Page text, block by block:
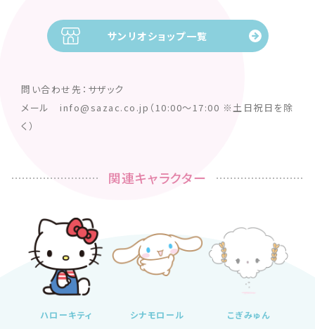
サンリオショップ一覧
問い合わせ先：サザック
メール info@sazac.co.jp（10:00～17:00 ※土日祝日を除
く）
関連キャラクター
ハローキティ シナモロール こぎみゅん